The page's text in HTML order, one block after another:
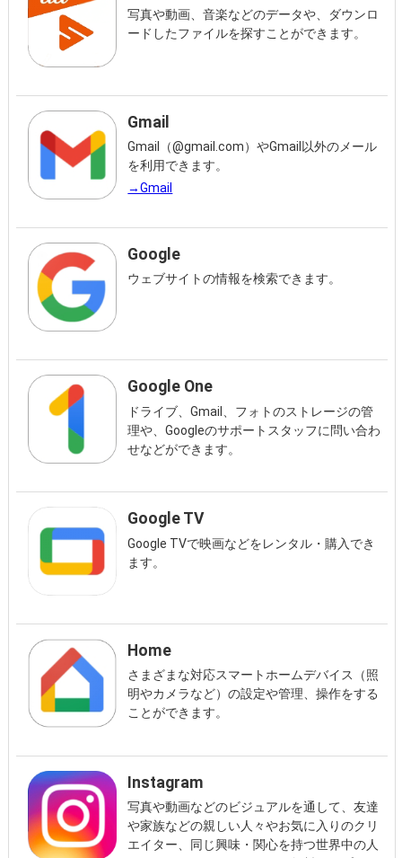
写真や動画、音楽などのデータや、ダウンロ
ードしたファイルを探すことができます。
Gmail
Gmail（@gmail.com）やGmail以外のメール
を利用できます。
→Gmail
Google
ウェブサイトの情報を検索できます。
Google One
ドライブ、Gmail、フォトのストレージの管
理や、Googleのサポートスタッフに問い合わ
せなどができます。
Google TV
Google TVで映画などをレンタル・購入でき
ます。
Home
さまざまな対応スマートホームデバイス（照
明やカメラなど）の設定や管理、操作をする
ことができます。
Instagram
写真や動画などのビジュアルを通して、友達
や家族などの親しい人々やお気に入りのクリ
エイター、同じ興味・関心を持つ世界中の人